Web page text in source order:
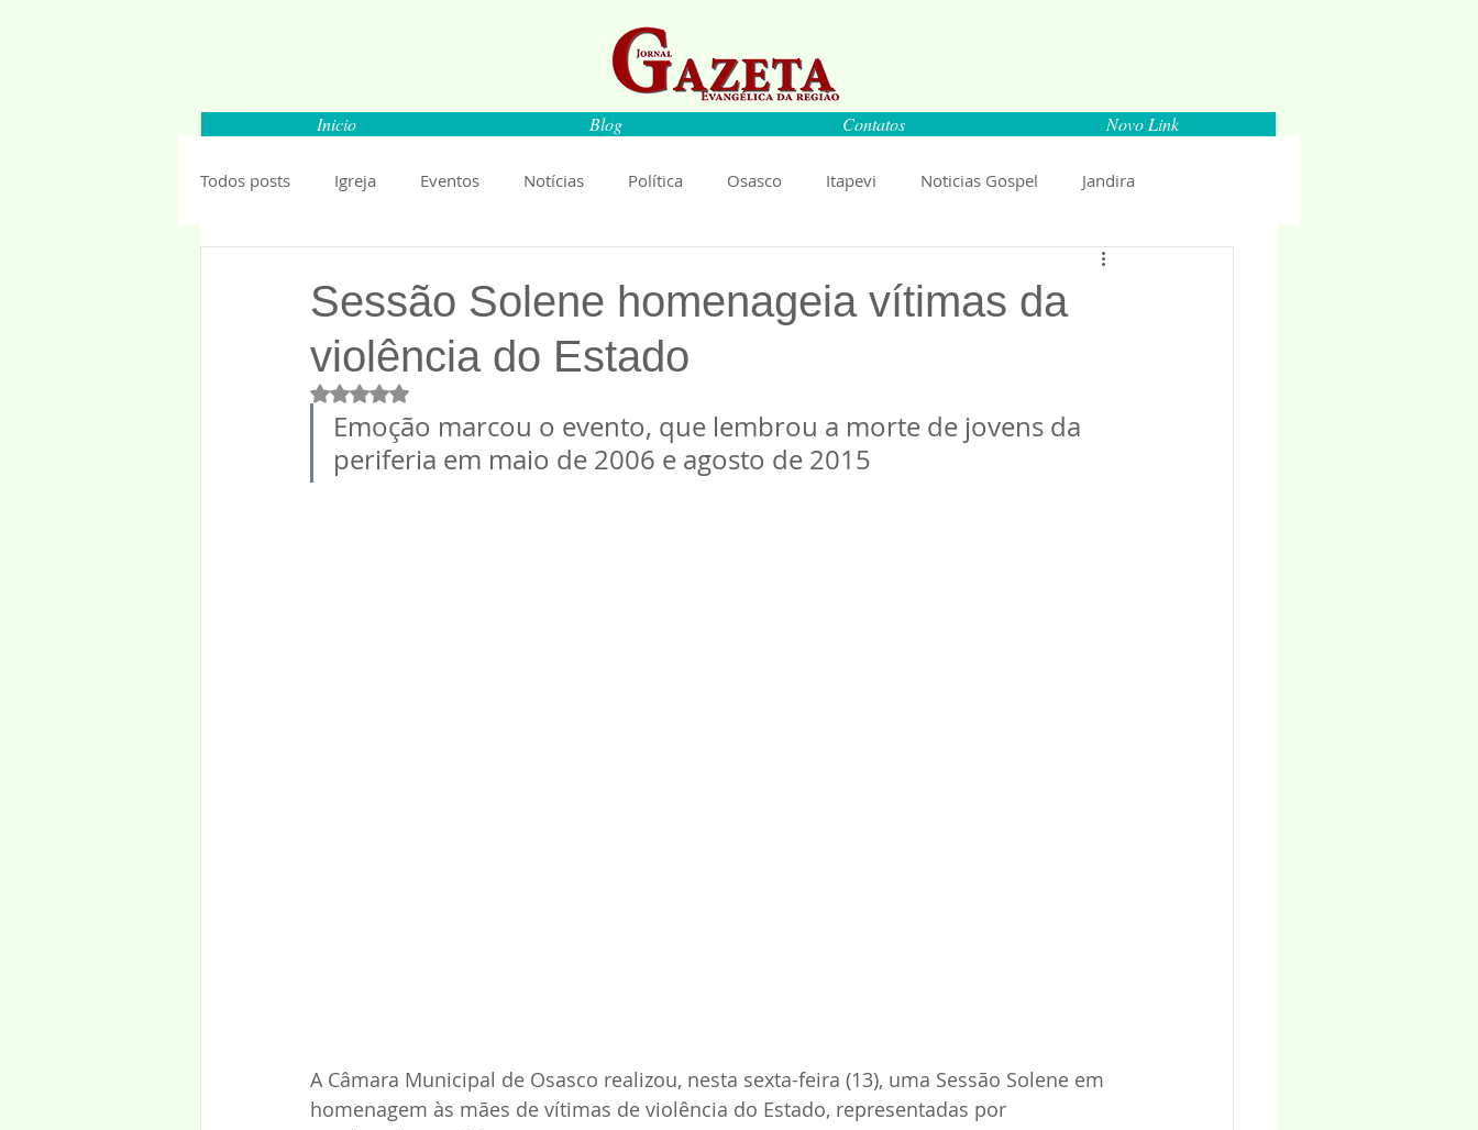
Inicio Blog Contatos Novo Link
Todos posts Igreja Eventos Notícias Política Osasco Itapevi Noticias Gospel Jandira
Espaço Parlamentar
Esportes Segurança Ciência Saúde
Anuncios 2019 Música Emprego Economia Cultura Obras
Sessão Solene homenageia vítimas da
violência do Estado
Avaliado com NaN de 5 estrelas.
Emoção marcou o evento, que lembrou a morte de jovens da
periferia em maio de 2006 e agosto de 2015
A Câmara Municipal de Osasco realizou, nesta sexta-feira (13), uma Sessão Solene em
homenagem às mães de vítimas de violência do Estado, representadas por